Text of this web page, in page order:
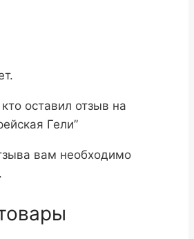
оставил отзыв на
Гели”
вам необходимо
.